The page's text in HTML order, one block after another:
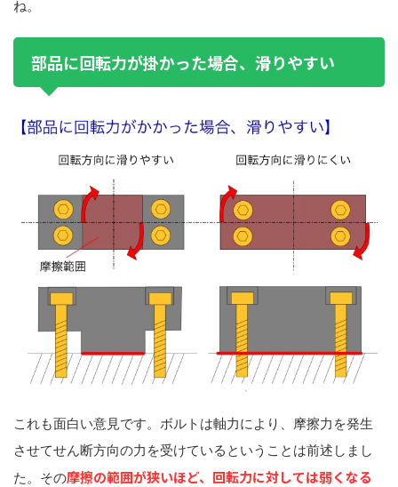
ね。
部品に回転力が掛かった場合、滑りやすい
これも面白い意見です。ボルトは軸力により、摩擦力を発生
させてせん断方向の力を受けているということは前述しまし
た。その摩擦の範囲が狭いほど、回転力に対しては弱くなる